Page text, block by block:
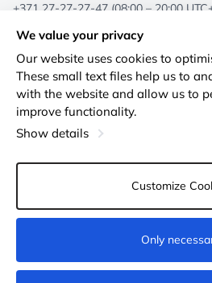
+371 27-27-27-47 (08:00 – 20:00
Rīga, Augusta Deglava 69d, LV-1082
About us
Stores
Shipping and payment
Loyalty Cards
We value your privacy
Our website uses cookies to
These small text files help us to
with the website and allow us to
improve functionality.
Show details
Customize
Only